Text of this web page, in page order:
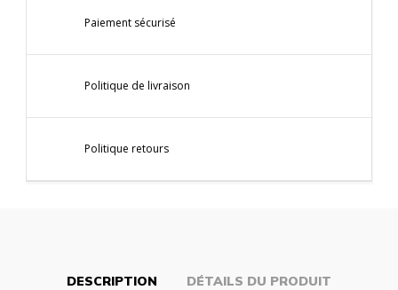
Paiement sécurisé
Politique de livraison
Politique retours
DESCRIPTION DÉTAILS DU PRODUIT